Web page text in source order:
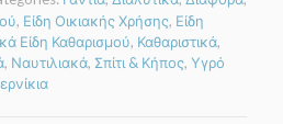
, Είδη Οικιακής Χρήσης, Είδη
Είδη Καθαρισμού, Καθαριστικά,
, Ναυτιλιακά, Σπίτι & Κήπος, Υγρό